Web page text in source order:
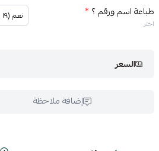
طباعة اسم ورقم ؟ *
اختر
نعم (١٩ ر.س)
السعر
إضافة ملاحظة